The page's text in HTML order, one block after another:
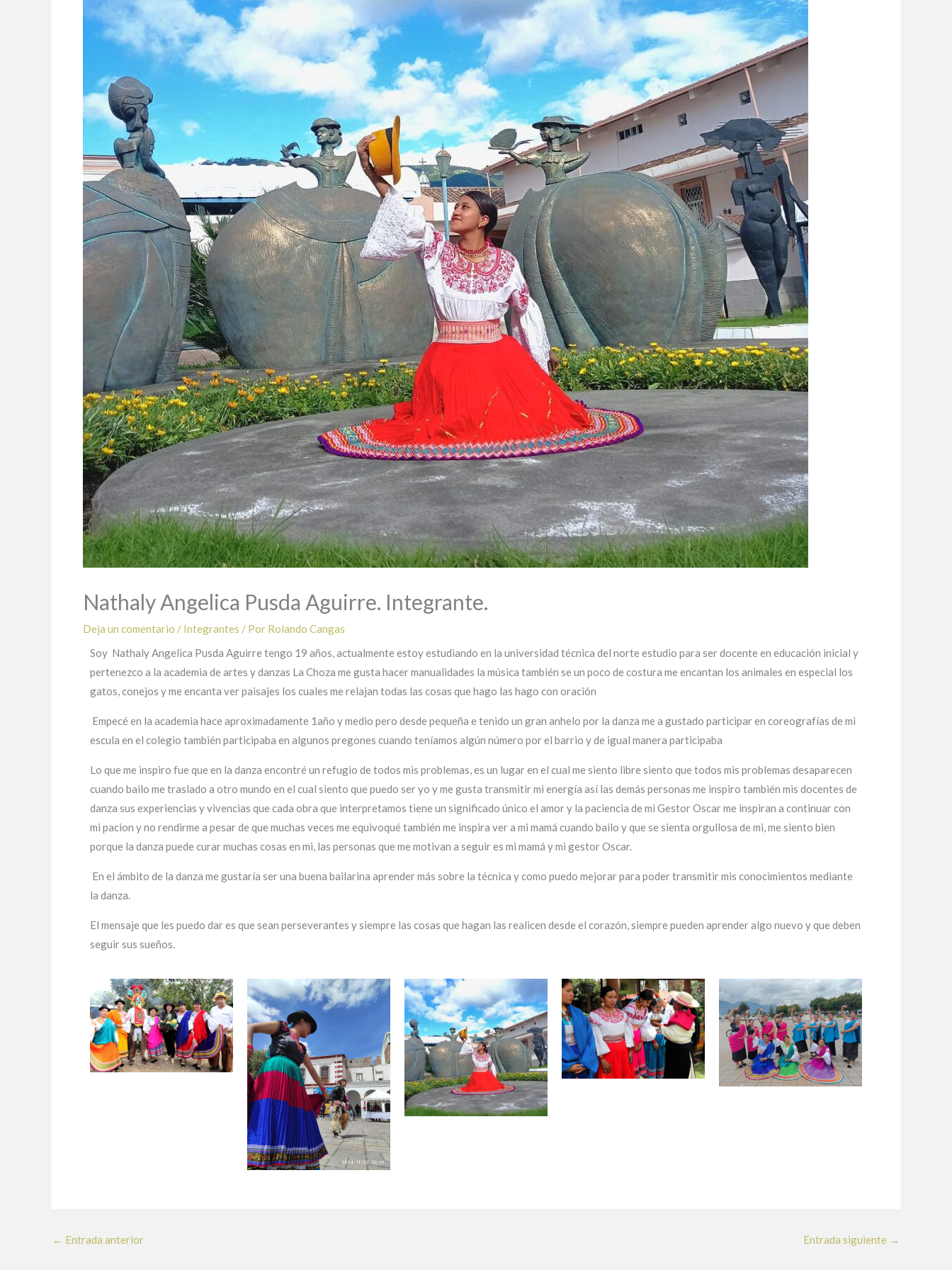
Nathaly Angelica Pusda Aguirre. Integrante.
Deja un comentario / Integrantes / Por Rolando Cangas
Soy Nathaly Angelica Pusda Aguirre tengo 19 años, actualmente estoy estudiando en la universidad técnica del norte estudio para ser docente en educación inicial y
pertenezco a la academia de artes y danzas La Choza me gusta hacer manualidades la música también se un poco de costura me encantan los animales en especial los
gatos, conejos y me encanta ver paisajes los cuales me relajan todas las cosas que hago las hago con oración
Empecé en la academia hace aproximadamente 1año y medio pero desde pequeña e tenido un gran anhelo por la danza me a gustado participar en coreografías de mi
escula en el colegio también participaba en algunos pregones cuando teníamos algún número por el barrio y de igual manera participaba
Lo que me inspiro fue que en la danza encontré un refugio de todos mis problemas, es un lugar en el cual me siento libre siento que todos mis problemas desaparecen
cuando bailo me traslado a otro mundo en el cual siento que puedo ser yo y me gusta transmitir mi energía así las demás personas me inspiro también mis docentes de
danza sus experiencias y vivencias que cada obra que interpretamos tiene un significado único el amor y la paciencia de mi Gestor Oscar me inspiran a continuar con
mi pacion y no rendirme a pesar de que muchas veces me equivoqué también me inspira ver a mi mamá cuando bailo y que se sienta orgullosa de mi, me siento bien
porque la danza puede curar muchas cosas en mi, las personas que me motivan a seguir es mi mamá y mi gestor Oscar.
En el ámbito de la danza me gustaría ser una buena bailarina aprender más sobre la técnica y como puedo mejorar para poder transmitir mis conocimientos mediante
la danza.
El mensaje que les puedo dar es que sean perseverantes y siempre las cosas que hagan las realicen desde el corazón, siempre pueden aprender algo nuevo y que deben
seguir sus sueños.
← Entrada anterior Entrada siguiente →